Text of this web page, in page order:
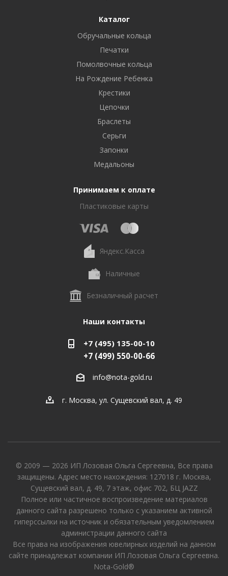
Каталог
Обручальные кольца
Печатки
Помолвочные кольца
На Рождение Ребенка
Крестики
Цепочки
Браслеты
Серьги
Запонки
Медальоны
Принимаем к оплате
Пластиковые карты
Яндекс.Касса
Наличные
Безналичный расчет
Наши контакты
+7 (495) 135-00-10
+7 (499) 550-00-66
info@nota-gold.ru
г. Москва, ул. Сущевский вал, д. 49
© 2009 — 2026 ИП Лозовая Ольга Сергеевна, Все права
защищены. Адрес место нахождения: 127018 г. Москва,
Сущевский вал, д. 49, 7 этаж, офис 702, БЦ JAZZ
Полное или частичное воспроизведение материалов
данного сайта разрешено только с указанием активной
гиперссылки на источник и обязательным уведомлением
администрации данного сайта
Все права на изображения ювелирных изделий на данном
сайте принадлежат компании ИП Лозовая Ольга Сергеевна.
Nota-Gold®